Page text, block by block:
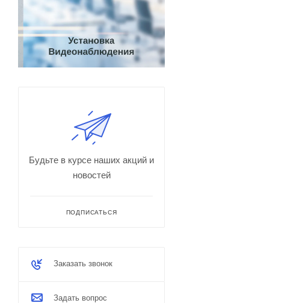
Будьте в курсе наших акций и
новостей
ПОДПИСАТЬСЯ
Заказать звонок
Задать вопрос